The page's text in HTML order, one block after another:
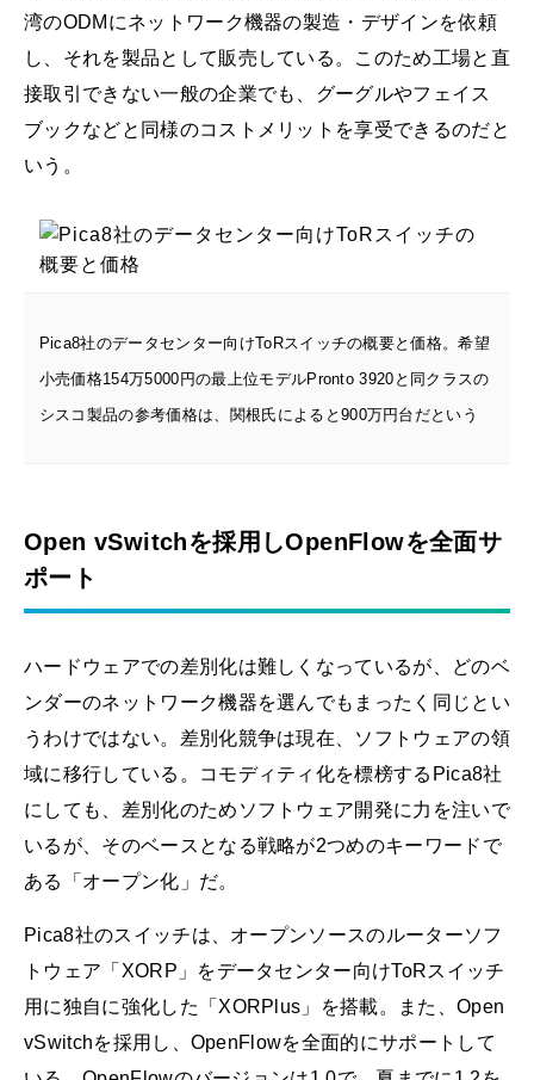
湾のODMにネットワーク機器の製造・デザインを依頼
し、それを製品として販売している。このため工場と直
接取引できない一般の企業でも、グーグルやフェイス
ブックなどと同様のコストメリットを享受できるのだと
いう。
Pica8社のデータセンター向けToRスイッチの概要と価格。希望
小売価格154万5000円の最上位モデルPronto 3920と同クラスの
シスコ製品の参考価格は、関根氏によると900万円台だという
Open vSwitchを採用しOpenFlowを全面サ
ポート
ハードウェアでの差別化は難しくなっているが、どのベ
ンダーのネットワーク機器を選んでもまったく同じとい
うわけではない。差別化競争は現在、ソフトウェアの領
域に移行している。コモディティ化を標榜するPica8社
にしても、差別化のためソフトウェア開発に力を注いで
いるが、そのベースとなる戦略が2つめのキーワードで
ある「オープン化」だ。
Pica8社のスイッチは、オープンソースのルーターソフ
トウェア「XORP」をデータセンター向けToRスイッチ
用に独自に強化した「XORPlus」を搭載。また、Open
vSwitchを採用し、OpenFlowを全面的にサポートして